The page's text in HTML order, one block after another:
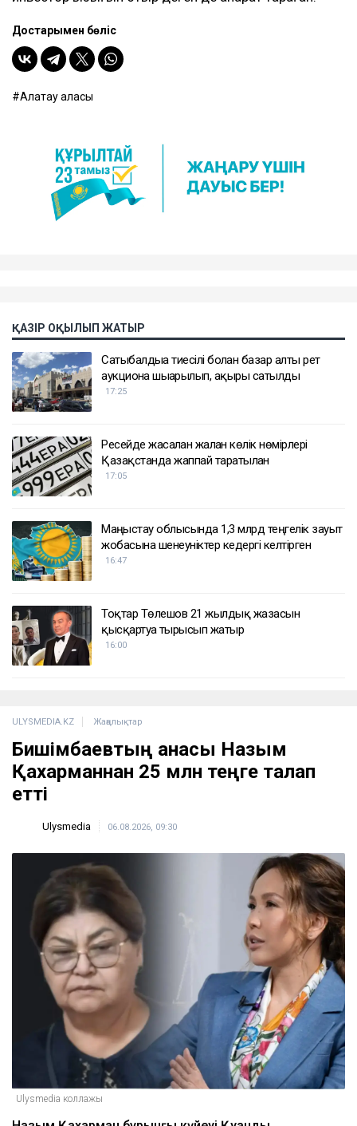
Достарыңмен бөліс
Алатау қаласы
ҚАЗІР ОҚЫЛЫП ЖАТЫР
Сатыбалдыға тиесілі болған базар алты рет
аукционға шығарылып, ақыры сатылды
17:25
Ресейде жасалған жалған көлік нөмірлері
Қазақстанда жаппай таратылған
17:05
Маңғыстау облысында 1,3 млрд теңгелік зауыт
жобасына шенеуніктер кедергі келтірген
16:47
Тоқтар Төлешов 21 жылдық жазасын
қысқартуға тырысып жатыр
16:00
ULYSMEDIA.KZ Жаңалықтар
Бишімбаевтың анасы Назым
Қахарманнан 25 млн теңге талап
етті
Ulysmedia 06.08.2026, 09:30
Ulysmedia коллажы